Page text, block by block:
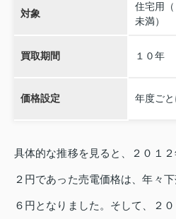
対象
住宅用
未満）
買取期間 １０年
価格設定 年度ご
具体的な推移を見ると、２０１
２円であった売電価格は、年々
６円となりました。そして、２